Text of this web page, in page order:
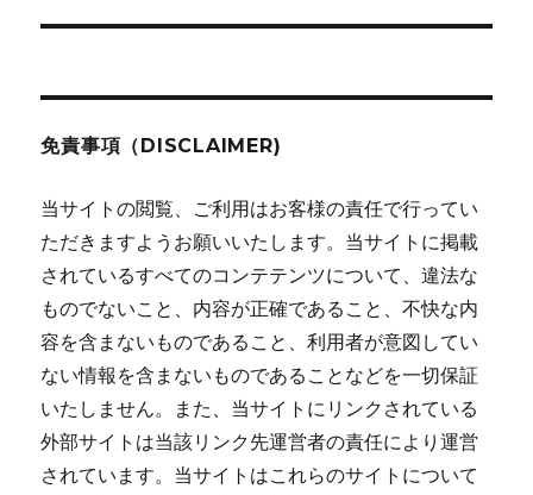
ー
投
免責事項（DISCLAIMER)
当サイトの閲覧、ご利用はお客様の責任で行ってい
ただきますようお願いいたします。当サイトに掲載
されているすべてのコンテテンツについて、違法な
ものでないこと、内容が正確であること、不快な内
容を含まないものであること、利用者が意図してい
ない情報を含まないものであることなどを一切保証
いたしません。また、当サイトにリンクされている
外部サイトは当該リンク先運営者の責任により運営
されています。当サイトはこれらのサイトについて